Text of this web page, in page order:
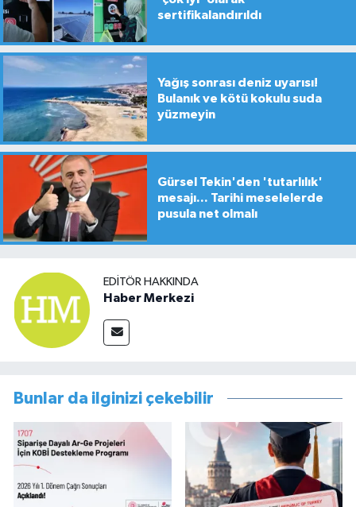
sertifikalandırıldı
Yağış sonrası deniz uyarısı!
Bulanık ve kötü kokulu suda
yüzmeyin
Gürsel Tekin'den 'tutarlılık'
mesajı... Tarihi meselelerde
pusula net olmalı
EDITÖR HAKKINDA
Haber Merkezi
Bunlar da ilginizi çekebilir